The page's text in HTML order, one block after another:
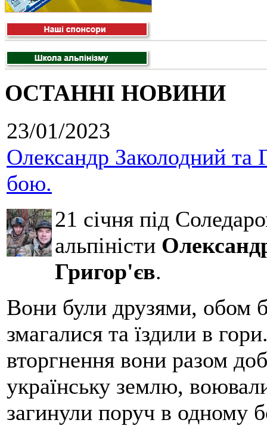
ОСТАННІ НОВИНИ
23/01/2023
Олександр Заколодний та
бою.
21 січня під
альпіністи
Григор'єв.
Вони були друзями, обом
змагалися та їздили в
вторгнення вони разом
українську землю,
загинули поруч в одному